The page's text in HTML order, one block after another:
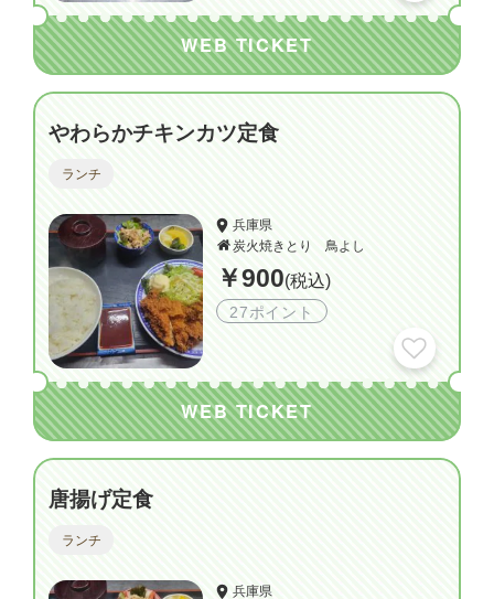
WEB TICKET
やわらかチキンカツ定食
ランチ
兵庫県
炭火焼きとり 鳥よし
￥900(税込)
27ポイント
WEB TICKET
唐揚げ定食
ランチ
兵庫県